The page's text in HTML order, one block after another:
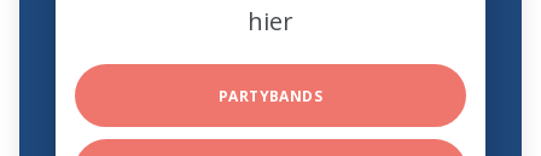
hier
PARTYBANDS